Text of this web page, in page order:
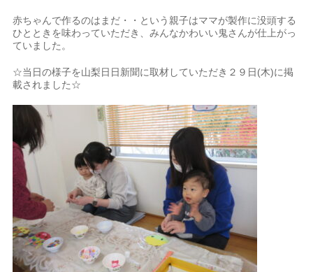
赤ちゃんで作るのはまだ・・という親子はママが製作に没頭する
ひとときを味わっていただき、みんなかわいい鬼さんが仕上がっ
ていました。
☆当日の様子を山梨日日新聞に取材していただき２９日(木)に掲
載されました☆